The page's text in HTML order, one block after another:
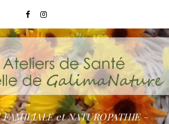
FAMILIALE et NATUROPATHIE –